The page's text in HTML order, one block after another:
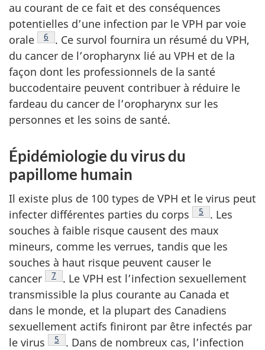
au courant de ce fait et des conséquences
potentielles d’une infection par le VPH par voie
orale
Note de bas de page
6 . Ce survol fournira un résumé du VPH,
du cancer de l’oropharynx lié au VPH et de la
façon dont les professionnels de la santé
buccodentaire peuvent contribuer à réduire le
fardeau du cancer de l’oropharynx sur les
personnes et les soins de santé.
Épidémiologie du virus du
papillome humain
Il existe plus de 100 types de VPH et le virus peut
infecter différentes parties du corps Note de bas de
5 . Les
souches à faible risque causent des maux
mineurs, comme les verrues, tandis que les
souches à haut risque peuvent causer le
cancer
Note de bas de page
7 . Le VPH est l’infection sexuellement
transmissible la plus courante au Canada et
dans le monde, et la plupart des Canadiens
sexuellement actifs finiront par être infectés par
le virus Note de bas de page
5 . Dans de nombreux cas, l’infection